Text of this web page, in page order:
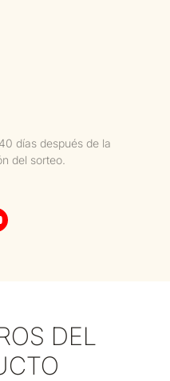
días después de la
del sorteo.
DEL